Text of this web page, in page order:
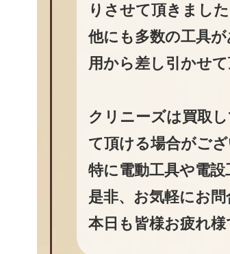
りさせて頂きました
他にも多数の工具
用から差し引かせて
クリニーズは買取
て頂ける場合がござ
特に電動工具や電設
是非、お気軽にお問
本日も皆様お疲れ様